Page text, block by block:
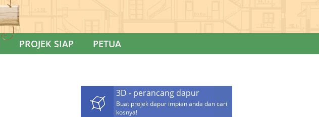
PROJEK SIAP PETUA
3D - perancang dapur
Buat projek dapur impian anda dan cari
kosnya!